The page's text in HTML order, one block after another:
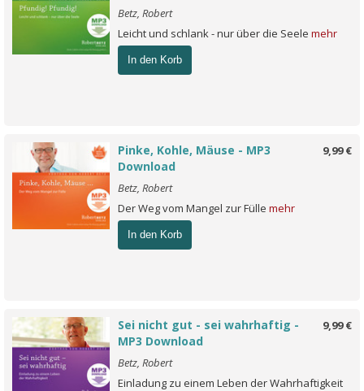
Betz, Robert
Leicht und schlank - nur über die Seele mehr
In den Korb
9,99 €
Pinke, Kohle, Mäuse - MP3
Download
Betz, Robert
Der Weg vom Mangel zur Fülle mehr
In den Korb
9,99 €
Sei nicht gut - sei wahrhaftig -
MP3 Download
Betz, Robert
Einladung zu einem Leben der Wahrhaftigkeit